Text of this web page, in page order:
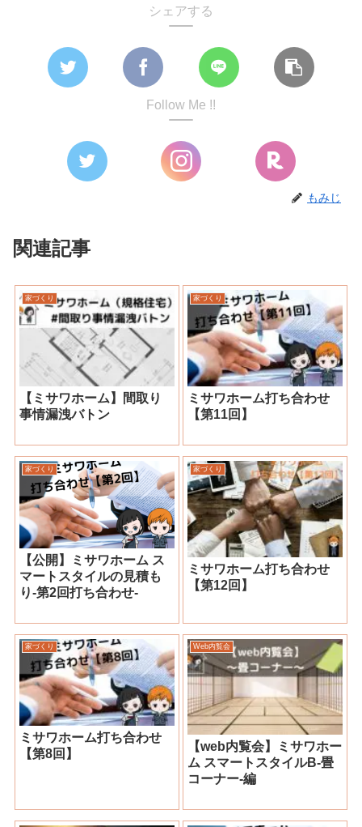
シェアする
Follow Me !!
もみじ
関連記事
家づくり
【ミサワホーム】間取り
事情漏洩バトン
家づくり
ミサワホーム打ち合わせ
【第11回】
家づくり
【公開】ミサワホーム ス
マートスタイルの見積も
り-第2回打ち合わせ-
家づくり
ミサワホーム打ち合わせ
【第12回】
家づくり
ミサワホーム打ち合わせ
【第8回】
Web内覧会
【web内覧会】ミサワホー
ム スマートスタイルB-畳
コーナー-編